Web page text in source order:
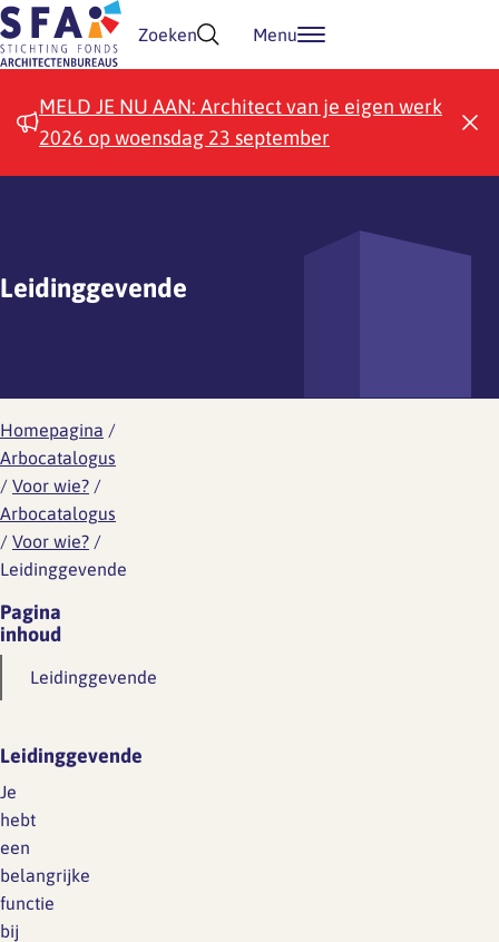
Doorgaan naar inhoud
Zoeken Menu
MELD JE NU AAN: Architect van je eigen werk
2026 op woensdag 23 september
Leidinggevende
Homepagina /
Arbocatalogus
/ Voor wie? /
Arbocatalogus
/ Voor wie? /
Leidinggevende
Pagina
inhoud
Leidinggevende
Leidinggevende
Je
hebt
een
belangrijke
functie
bij